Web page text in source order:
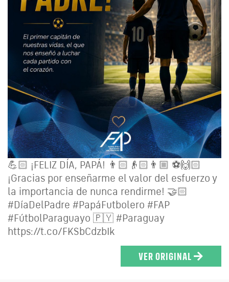
💪🏻 ¡FELIZ DÍA, PAPÁ! 👨🏻👴🏻👨🏼 ⚽️🙌🏻
¡Gracias por enseñarme el valor del esfuerzo y
la importancia de nunca rendirme! 🤝🏻
#DíaDelPadre #PapáFutbolero #FAP
#FútbolParaguayo 🇵🇾 #Paraguay
https://t.co/FKSbCdzbIk
VER ORIGINAL